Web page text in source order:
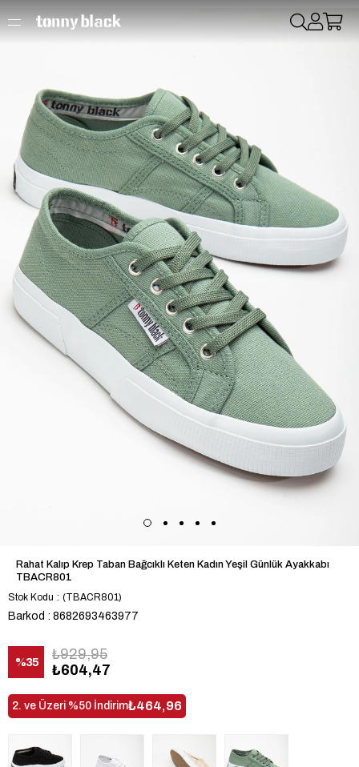
Rahat Kalıp Krep Taban Bağcıklı Keten Kadın Yeşil Günlük Ayakkabı
TBACR801
Stok Kodu
(TBACR801)
Barkod : 8682693463977
%35
İndirim
₺929,95
₺604,47
2. ve Üzeri %50 İndirim₺464,96